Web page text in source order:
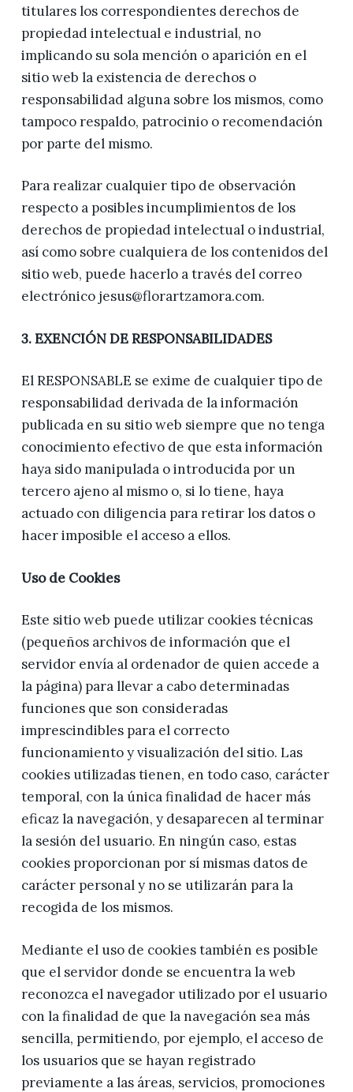
titulares los correspondientes derechos de
propiedad intelectual e industrial, no
implicando su sola mención o aparición en el
sitio web la existencia de derechos o
responsabilidad alguna sobre los mismos, como
tampoco respaldo, patrocinio o recomendación
por parte del mismo.
Para realizar cualquier tipo de observación
respecto a posibles incumplimientos de los
derechos de propiedad intelectual o industrial,
así como sobre cualquiera de los contenidos del
sitio web, puede hacerlo a través del correo
electrónico jesus@florartzamora.com.
3. EXENCIÓN DE RESPONSABILIDADES
El RESPONSABLE se exime de cualquier tipo de
responsabilidad derivada de la información
publicada en su sitio web siempre que no tenga
conocimiento efectivo de que esta información
haya sido manipulada o introducida por un
tercero ajeno al mismo o, si lo tiene, haya
actuado con diligencia para retirar los datos o
hacer imposible el acceso a ellos.
Uso de Cookies
Este sitio web puede utilizar cookies técnicas
(pequeños archivos de información que el
servidor envía al ordenador de quien accede a
la página) para llevar a cabo determinadas
funciones que son consideradas
imprescindibles para el correcto
funcionamiento y visualización del sitio. Las
cookies utilizadas tienen, en todo caso, carácter
temporal, con la única finalidad de hacer más
eficaz la navegación, y desaparecen al terminar
la sesión del usuario. En ningún caso, estas
cookies proporcionan por sí mismas datos de
carácter personal y no se utilizarán para la
recogida de los mismos.
Mediante el uso de cookies también es posible
que el servidor donde se encuentra la web
reconozca el navegador utilizado por el usuario
con la finalidad de que la navegación sea más
sencilla, permitiendo, por ejemplo, el acceso de
los usuarios que se hayan registrado
previamente a las áreas, servicios, promociones